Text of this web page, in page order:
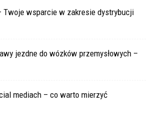
Twoje wsparcie w zakresie dystrybucji
jezdne do wózków przemysłowych –
mediach – co warto mierzyć